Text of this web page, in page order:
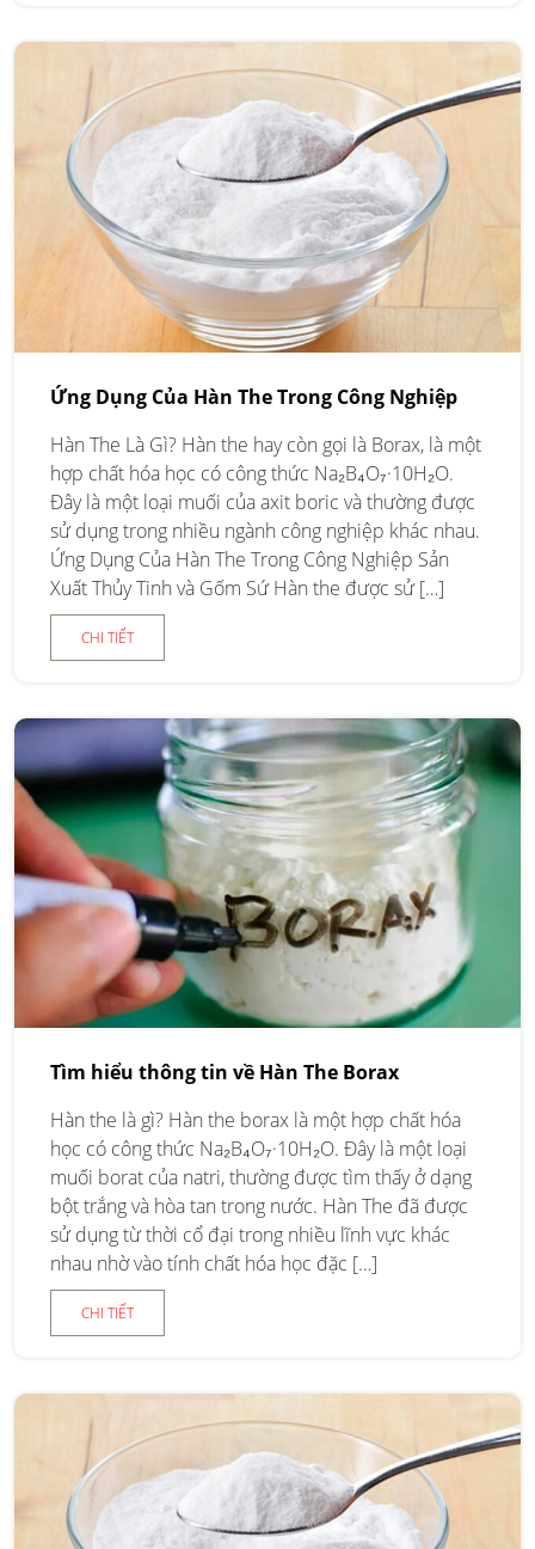
Ứng Dụng Của Hàn The Trong Công Nghiệp
Hàn The Là Gì? Hàn the hay còn gọi là Borax, là một
hợp chất hóa học có công thức Na₂B₄O₇·10H₂O.
Đây là một loại muối của axit boric và thường được
sử dụng trong nhiều ngành công nghiệp khác nhau.
Ứng Dụng Của Hàn The Trong Công Nghiệp Sản
Xuất Thủy Tinh và Gốm Sứ Hàn the được sử […]
CHI TIẾT
Tìm hiểu thông tin về Hàn The Borax
Hàn the là gì? Hàn the borax là một hợp chất hóa
học có công thức Na₂B₄O₇·10H₂O. Đây là một loại
muối borat của natri, thường được tìm thấy ở dạng
bột trắng và hòa tan trong nước. Hàn The đã được
sử dụng từ thời cổ đại trong nhiều lĩnh vực khác
nhau nhờ vào tính chất hóa học đặc […]
CHI TIẾT